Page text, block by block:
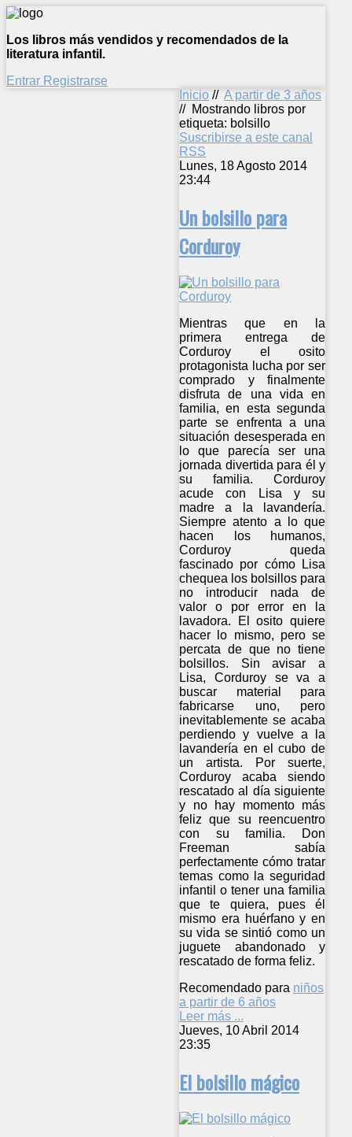
Los libros más vendidos y recomendados de la
literatura infantil.
Entrar Registrarse
Inicio // A partir de 3 años
// Mostrando libros por
etiqueta: bolsillo
Suscribirse a este canal
RSS
Lunes, 18 Agosto 2014
23:44
Un bolsillo para
Corduroy
Mientras que en la
primera entrega de
Corduroy el osito
protagonista lucha por ser
comprado y finalmente
disfruta de una vida en
familia, en esta segunda
parte se enfrenta a una
situación desesperada en
lo que parecía ser una
jornada divertida para él y
su familia. Corduroy
acude con Lisa y su
madre a la lavandería.
Siempre atento a lo que
hacen los humanos,
Corduroy queda
fascinado por cómo Lisa
chequea los bolsillos para
no introducir nada de
valor o por error en la
lavadora. El osito quiere
hacer lo mismo, pero se
percata de que no tiene
bolsillos. Sin avisar a
Lisa, Corduroy se va a
buscar material para
fabricarse uno, pero
inevitablemente se acaba
perdiendo y vuelve a la
lavandería en el cubo de
un artista. Por suerte,
Corduroy acaba siendo
rescatado al día siguiente
y no hay momento más
feliz que su reencuentro
con su familia. Don
Freeman sabía
perfectamente cómo tratar
temas como la seguridad
infantil o tener una familia
que te quiera, pues él
mismo era huérfano y en
su vida se sintió como un
juguete abandonado y
rescatado de forma feliz.
Recomendado para niños
a partir de 6 años
Leer más ...
Jueves, 10 Abril 2014
23:35
El bolsillo mágico